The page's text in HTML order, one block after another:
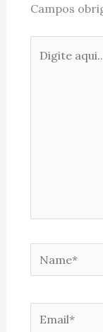
Campos
aqui...